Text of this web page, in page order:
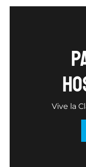
Vive la